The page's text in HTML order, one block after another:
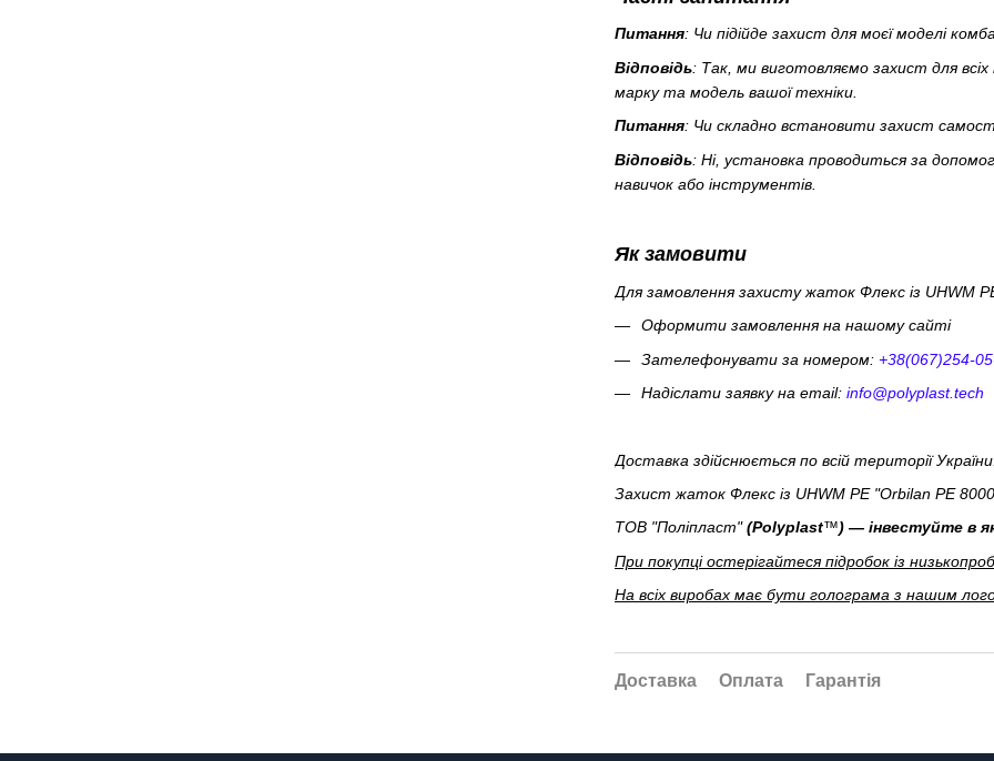
Питання: Чи підійде захист для моєї моделі
Відповідь: Так, ми виготовляємо захист для
марку та модель вашої техніки.
Питання: Чи складно встановити захист
Відповідь: Ні, установка проводиться за
навичок або інструментів.
Як замовити
Для замовлення захисту жаток Флекс із UHWM
Оформити замовлення на нашому сайті
Зателефонувати за номером: +38(067)254-
Надіслати заявку на email: info@polyplast.tech
Доставка здійснюється по всій території
Захист жаток Флекс із UHWM PE "Orbilan PE
ТОВ "Поліпласт"(Polyplast™) — інвестуйте в
При покупці остерігайтеся підробок із
На всіх виробах має бути голограма з нашим
Доставка Оплата Гарантія